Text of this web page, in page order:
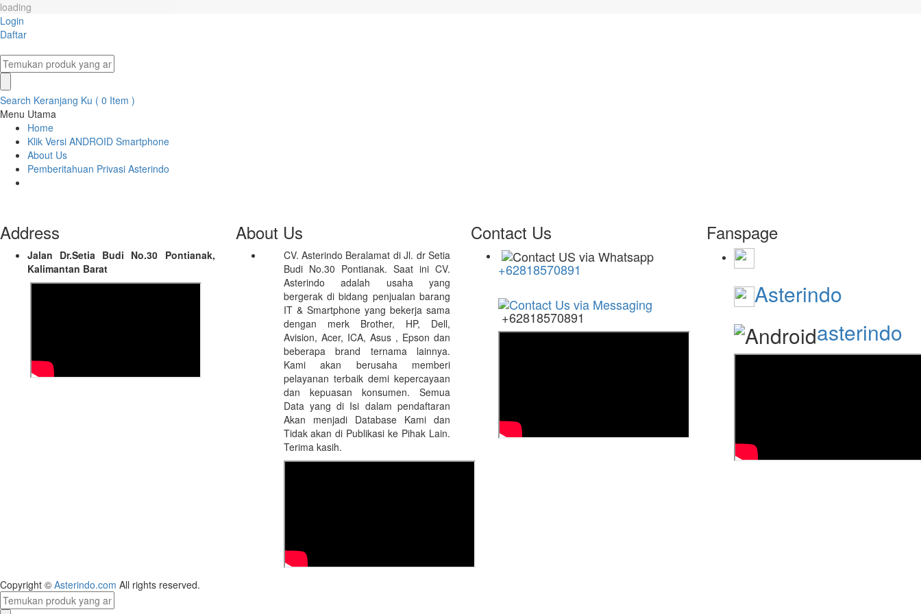
loading
Login
Daftar
Search Keranjang Ku ( 0 Item )
Menu Utama
Home
Klik Versi ANDROID Smartphone
About Us
Pemberitahuan Privasi Asterindo
Address
Jalan Dr.Setia Budi No.30 Pontianak,
Kalimantan Barat
About Us
CV. Asterindo Beralamat di Jl. dr Setia
Budi No.30 Pontianak. Saat ini CV.
Asterindo adalah usaha yang
bergerak di bidang penjualan barang
IT & Smartphone yang bekerja sama
dengan merk Brother, HP, Dell,
Avision, Acer, ICA, Asus , Epson dan
beberapa brand ternama lainnya.
Kami akan berusaha memberi
pelayanan terbaik demi kepercayaan
dan kepuasan konsumen. Semua
Data yang di Isi dalam pendaftaran
Akan menjadi Database Kami dan
Tidak akan di Publikasi ke Pihak Lain.
Terima kasih.
Contact Us
+62818570891
+62818570891
Fanspage
Asterindo
asterindo
Copyright © Asterindo.com All rights reserved.